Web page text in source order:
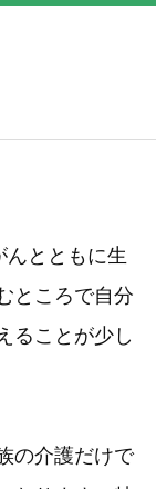
んとともに生
ところで自分
ることが少し
の介護だけで